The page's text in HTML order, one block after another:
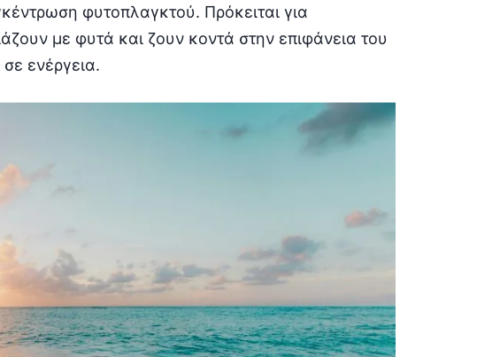
φυτοπλαγκτού. Πρόκειται για
με φυτά και ζουν κοντά στην επιφάνεια του
ενέργεια.